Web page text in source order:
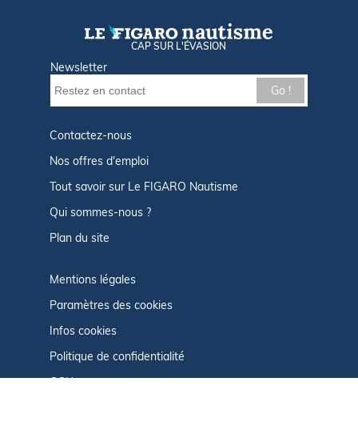
CAP SUR L'ÉVASION
Newsletter
Go !
Contactez-nous
Nos offres d'emploi
Tout savoir sur Le FIGARO Nautisme
Qui sommes-nous ?
Plan du site
Mentions légales
Paramètres des cookies
Infos cookies
Politique de confidentialité
CGU